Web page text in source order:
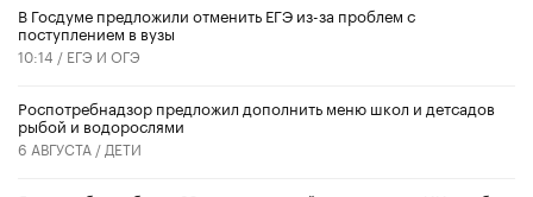
В Госдуме предложили отменить ЕГЭ из-за проблем с
поступлением в вузы
10:14 / ЕГЭ И ОГЭ
Роспотребнадзор предложил дополнить меню школ и детсадов
рыбой и водорослями
6 АВГУСТА / ДЕТИ